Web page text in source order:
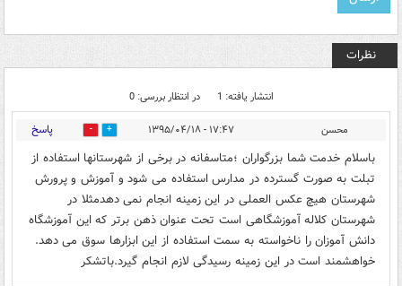
نظرات
انتشار یافته: 1 در انتظار بررسی: 0
محسن ۱۷:۴۷ - ۱۳۹۵/۰۴/۱۸ 0 پاسخ
باسلام خدمت شما بزرگواران ؛متاسفانه در برخی از شهرستانها استفاده از
تبلت به صورت گسترده در مدارس استفاده می شود و آموزش و پرورش
شهرستان هیچ عکس العملی در این زمینه انجام نمی دهدمثلا در
شهرستان کلاله آموزشگاهی است تحت عنوان ذهن برتر که این آموزشگاه
دانش آموزان را ناخواسته به سمت استفاده از این ابزارها سوق می دهد.
خواهشمند است در این زمینه رسیدگی لازم انجام گیرد.باتشکر